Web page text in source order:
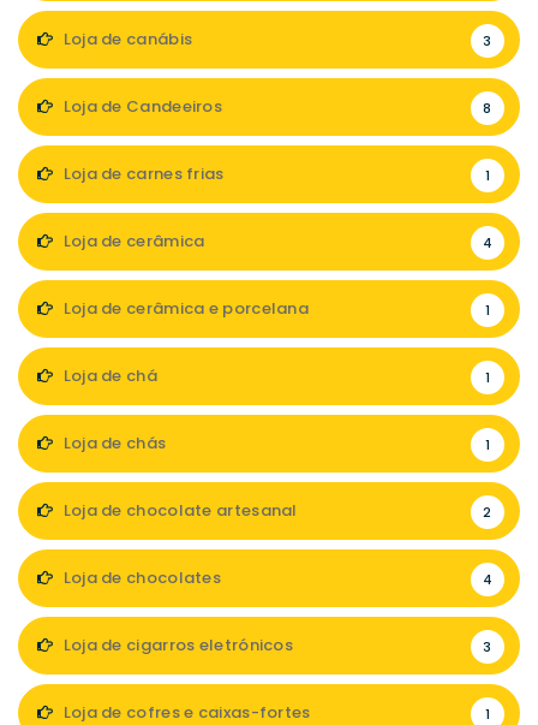
Loja de canábis 3
Loja de Candeeiros 8
Loja de carnes frias 1
Loja de cerâmica 4
Loja de cerâmica e porcelana 1
Loja de chá 1
Loja de chás 1
Loja de chocolate artesanal 2
Loja de chocolates 4
Loja de cigarros eletrónicos 3
Loja de cofres e caixas-fortes 1